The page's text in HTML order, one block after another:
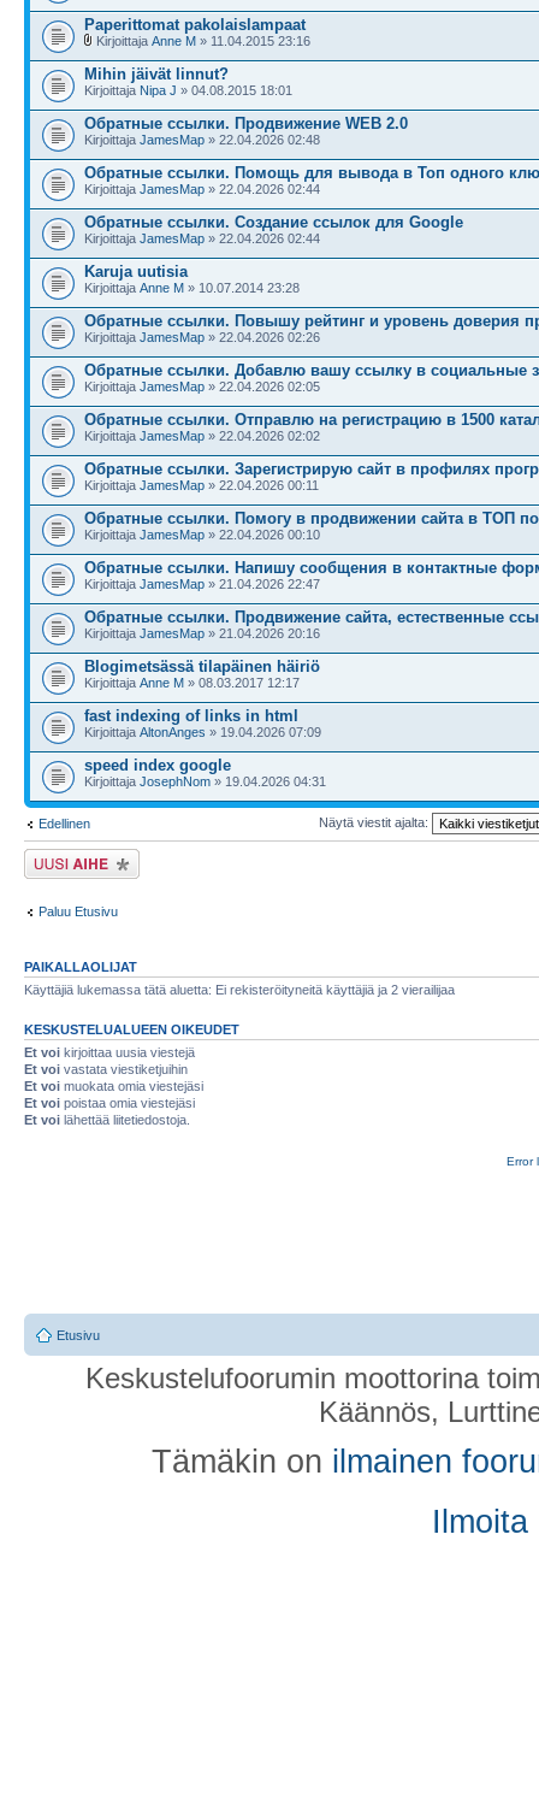
Paperittomat pakolaislampaat
Kirjoittaja Anne M » 11.04.2015 23:16
Mihin jäivät linnut?
Kirjoittaja Nipa J » 04.08.2015 18:01
Обратные ссылки. Продвижение WEB 2.0
Kirjoittaja JamesMap » 22.04.2026 02:48
Обратные ссылки. Помощь для вывода в Топ одного
Kirjoittaja JamesMap » 22.04.2026 02:44
Обратные ссылки. Создание ссылок для Google
Kirjoittaja JamesMap » 22.04.2026 02:44
Karuja uutisia
Kirjoittaja Anne M » 10.07.2014 23:28
Обратные ссылки. Повышу рейтинг и уровень доверия
Kirjoittaja JamesMap » 22.04.2026 02:26
Обратные ссылки. Добавлю вашу ссылку в социальные
Kirjoittaja JamesMap » 22.04.2026 02:05
Обратные ссылки. Отправлю на регистрацию в 1500
Kirjoittaja JamesMap » 22.04.2026 02:02
Обратные ссылки. Зарегистрирую сайт в профилях
Kirjoittaja JamesMap » 22.04.2026 00:11
Обратные ссылки. Помогу в продвижении сайта в ТОП
Kirjoittaja JamesMap » 22.04.2026 00:10
Обратные ссылки. Напишу сообщения в контактные
Kirjoittaja JamesMap » 21.04.2026 22:47
Обратные ссылки. Продвижение сайта, естественные
Kirjoittaja JamesMap » 21.04.2026 20:16
Blogimetsässä tilapäinen häiriö
Kirjoittaja Anne M » 08.03.2017 12:17
fast indexing of links in html
Kirjoittaja AltonAnges » 19.04.2026 07:09
speed index google
Kirjoittaja JosephNom » 19.04.2026 04:31
Edellinen Näytä viestit ajalta:
Lähetä uusi viesti
Paluu Etusivu
PAIKALLAOLIJAT
Käyttäjiä lukemassa tätä aluetta: Ei rekisteröityneitä käyttäjiä ja 2 vierailijaa
KESKUSTELUALUEEN OIKEUDET
Et voi kirjoittaa uusia viestejä
Et voi vastata viestiketjuihin
Et voi muokata omia viestejäsi
Et voi poistaa omia viestejäsi
Et voi lähettää liitetiedostoja.
Error
Etusivu
Keskustelufoorumin moottorina
Käännös,
Tämäkin on ilmainen